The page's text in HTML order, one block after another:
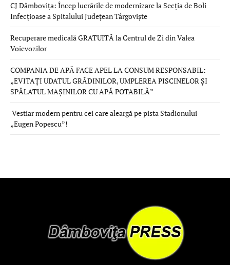
CJ Dâmbovița: Încep lucrările de modernizare la Secția de Boli
Infecțioase a Spitalului Județean Târgoviște
Recuperare medicală GRATUITĂ la Centrul de Zi din Valea
Voievozilor
COMPANIA DE APĂ FACE APEL LA CONSUM RESPONSABIL:
„EVITAȚI UDATUL GRĂDINILOR, UMPLEREA PISCINELOR ȘI
SPĂLATUL MAȘINILOR CU APĂ POTABILĂ”
Vestiar modern pentru cei care aleargă pe pista Stadionului
„Eugen Popescu”!